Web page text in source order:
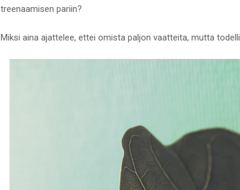
treenaamisen pariin?
Miksi aina ajattelee, ettei omista paljon vaatteita, mutta